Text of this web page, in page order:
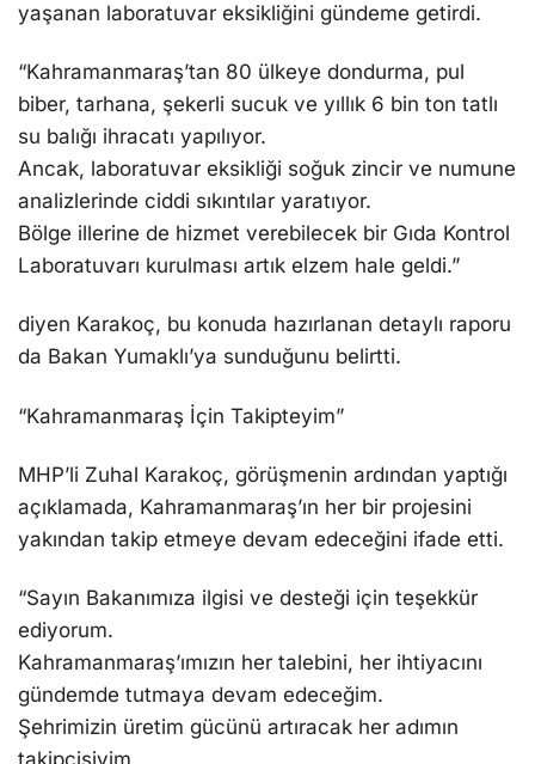
yaşanan laboratuvar eksikliğini gündeme getirdi.
“Kahramanmaraş’tan 80 ülkeye dondurma, pul
biber, tarhana, şekerli sucuk ve yıllık 6 bin ton tatlı
su balığı ihracatı yapılıyor.
Ancak, laboratuvar eksikliği soğuk zincir ve numune
analizlerinde ciddi sıkıntılar yaratıyor.
Bölge illerine de hizmet verebilecek bir Gıda Kontrol
Laboratuvarı kurulması artık elzem hale geldi.”
diyen Karakoç, bu konuda hazırlanan detaylı raporu
da Bakan Yumaklı’ya sunduğunu belirtti.
“Kahramanmaraş İçin Takipteyim”
MHP’li Zuhal Karakoç, görüşmenin ardından yaptığı
açıklamada, Kahramanmaraş’ın her bir projesini
yakından takip etmeye devam edeceğini ifade etti.
“Sayın Bakanımıza ilgisi ve desteği için teşekkür
ediyorum.
Kahramanmaraş’ımızın her talebini, her ihtiyacını
gündemde tutmaya devam edeceğim.
Şehrimizin üretim gücünü artıracak her adımın
takipçisiyim.